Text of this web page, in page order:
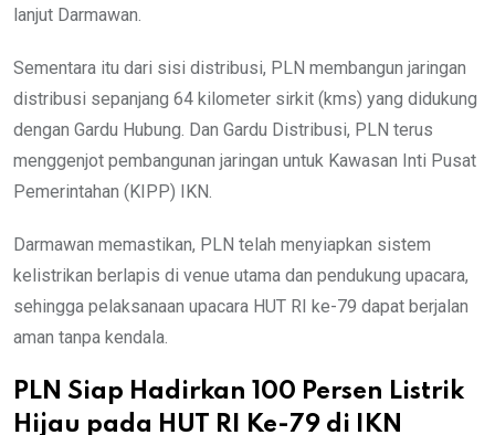
lanjut Darmawan.
Sementara itu dari sisi distribusi, PLN membangun jaringan
distribusi sepanjang 64 kilometer sirkit (kms) yang didukung
dengan Gardu Hubung. Dan Gardu Distribusi, PLN terus
menggenjot pembangunan jaringan untuk Kawasan Inti Pusat
Pemerintahan (KIPP) IKN.
Darmawan memastikan, PLN telah menyiapkan sistem
kelistrikan berlapis di venue utama dan pendukung upacara,
sehingga pelaksanaan upacara HUT RI ke-79 dapat berjalan
aman tanpa kendala.
PLN Siap Hadirkan 100 Persen Listrik
Hijau pada HUT RI Ke-79 di IKN